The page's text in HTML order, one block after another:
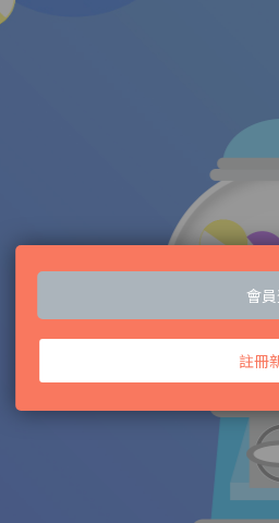
NT$315NT$420